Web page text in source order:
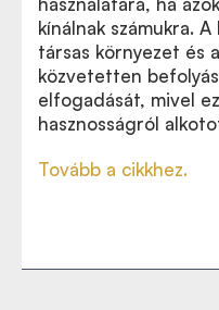
kínálnak számukra.
társas környezet és
közvetetten
elfogadását, mivel
hasznosságról
Tovább a cikkhez.